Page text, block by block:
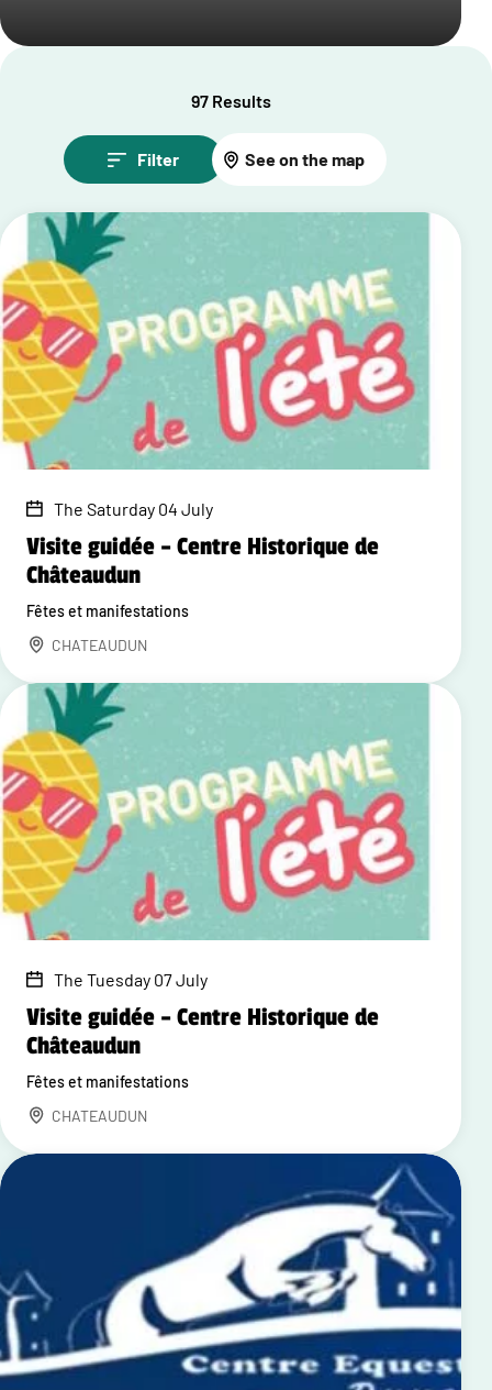
97 Results
Filter See on the map
The Saturday 04 July
Visite guidée – Centre Historique de
Châteaudun
Fêtes et manifestations
CHATEAUDUN
The Tuesday 07 July
Visite guidée – Centre Historique de
Châteaudun
Fêtes et manifestations
CHATEAUDUN